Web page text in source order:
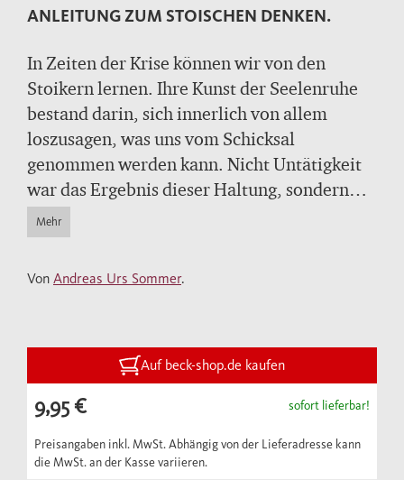
ANLEITUNG ZUM STOISCHEN DENKEN.
In Zeiten der Krise können wir von den
Stoikern lernen. Ihre Kunst der Seelenruhe
bestand darin, sich innerlich von allem
loszusagen, was uns vom Schicksal
genommen werden kann. Nicht Untätigkeit
war das Ergebnis dieser Haltung, sondern
neue Energie und Erfolg. Andreas Urs
Sommer zeigt in seinem glänzend
Glücksweg auch heute beschritten werden
Bedrohung, sondern als Chance erkennt.
uns gelassen machen. Und der Verzicht auf
endgültige Gewissheiten kann uns zur
Weisheit führen – und zur Seelenruhe.
Mehr
Von Andreas Urs Sommer.
Auf beck-shop.de kaufen
9,95 € sofort lieferbar!
Preisangaben inkl. MwSt. Abhängig von der Lieferadresse kann
die MwSt. an der Kasse variieren.